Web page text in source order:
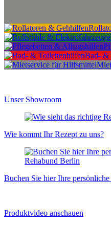
Bad- &
Unser Showroom
Wie kommt Ihr Rezept zu uns?
Buchen Sie hier Ihre
Produktvideo anschauen